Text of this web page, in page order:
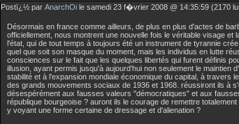
Postï¿½ par AnarchOi le samedi 23 f�vrier 2008 @ 14:35:59 (2170
Désormais en france comme ailleurs, de plus en plus d'actes de
officiellement, nous montrent une nouvelle fois le véritable visage et
l'état, qui de tout temps à toujours été un instrument de tyrannie
quel que soit son masque du moment, mais les individus en lutte
consciences sur le fait que les quelques libertés qui furent définis
illusion, ayant permis jusqu'à aujourd'hui non seulement le maintien
stabilité et à l'expansion mondiale économique du capital, à travers
des grands mouvements sociaux de 1936 et 1968. réussiront ils à
désespérément aux fausses valeurs "démocratiques" et aux
république bourgeoise ? auront ils le courage de remettre
y voyant une forme certaine de dressage et d'alienation ?